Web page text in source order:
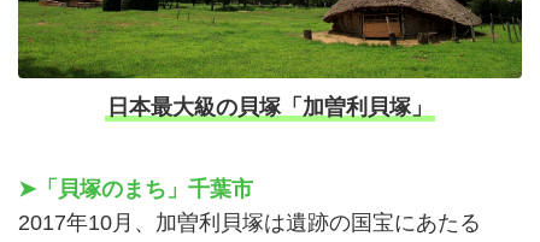
日本最大級の貝塚「加曽利貝塚」
➤「貝塚のまち」千葉市
2017年10月、加曽利貝塚は遺跡の国宝にあたる